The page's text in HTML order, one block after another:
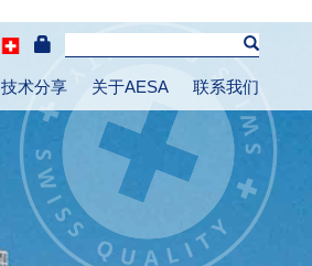
技术分享 关于AESA 联系我们